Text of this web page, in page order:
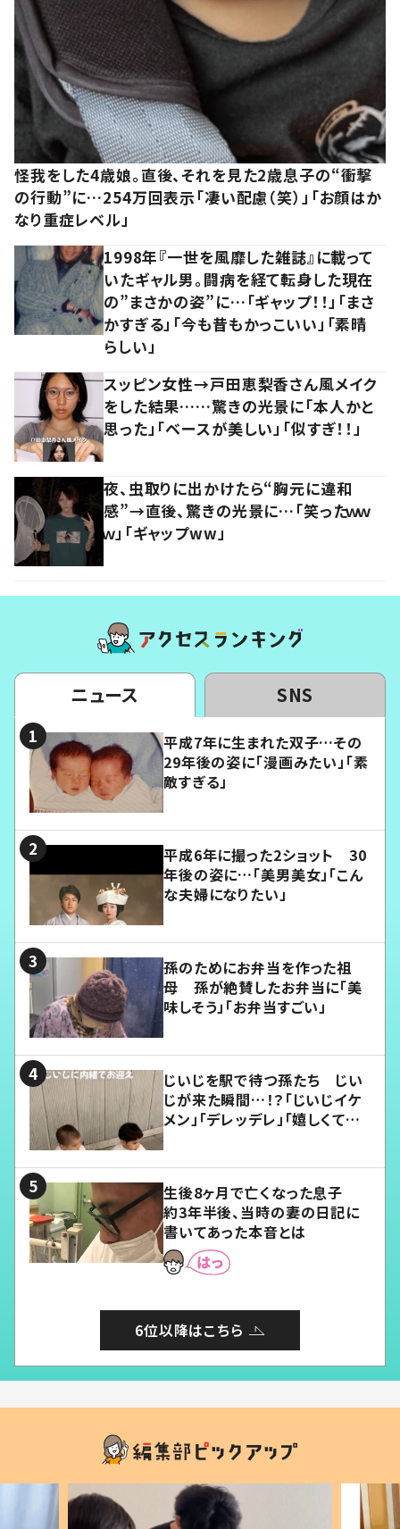
怪我をした4歳娘。直後、それを見た2歳息子の“衝撃
の行動”に…254万回表示「凄い配慮（笑）」「お顔はか
なり重症レベル」
1998年『一世を風靡した雑誌』に載って
いたギャル男。闘病を経て転身した現在
の”まさかの姿”に…「ギャップ！！」「まさ
かすぎる」「今も昔もかっこいい」「素晴
らしい」
スッピン女性→戸田恵梨香さん風メイク
をした結果……驚きの光景に「本人かと
思った」「ベースが美しい」「似すぎ！！」
夜、虫取りに出かけたら“胸元に違和
感”→直後、驚きの光景に…「笑ったｗｗ
ｗ」「ギャップww」
ニュース SNS
平成7年に生まれた双子…その
29年後の姿に「漫画みたい」「素
敵すぎる」
平成6年に撮った2ショット 30
年後の姿に…「美男美女」「こん
な夫婦になりたい」
孫のためにお弁当を作った祖
母 孫が絶賛したお弁当に「美
味しそう」「お弁当すごい」
じいじを駅で待つ孫たち じい
じが来た瞬間…！？「じいじイケ
メン」「デレッデレ」「嬉しくて可
生後8ヶ月で亡くなった息子
約3年半後、当時の妻の日記に
書いてあった本音とは
6位以降はこちら